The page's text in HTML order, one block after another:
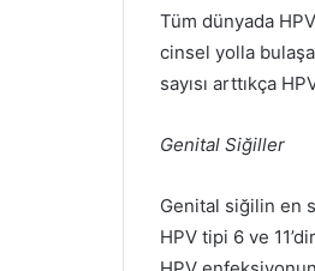
Tüm dünyada
cinsel yolla
sayısı arttıkça
Genital Siğiller
Genital siğilin en
HPV tipi 6 ve